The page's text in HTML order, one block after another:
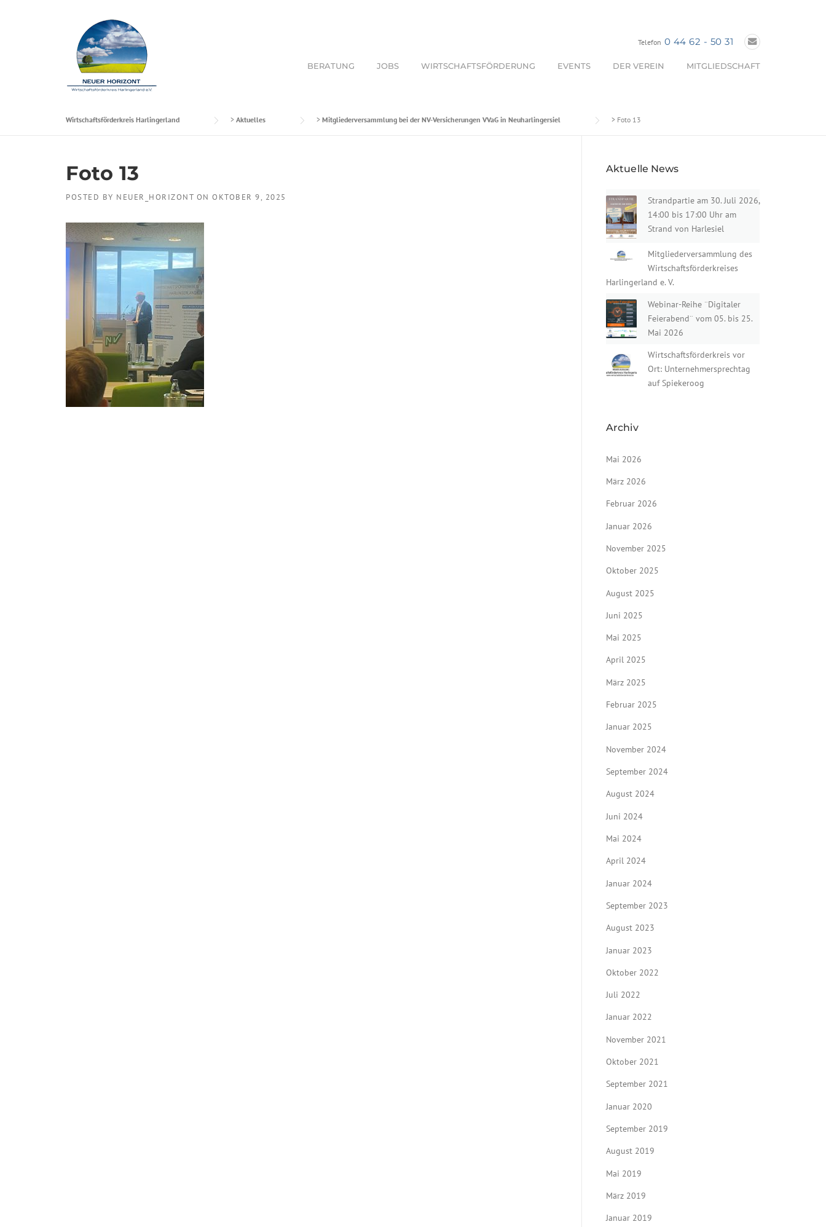
Telefon 0 44 62 - 50 31
BERATUNG JOBS WIRTSCHAFTSFÖRDERUNG EVENTS DER VEREIN MITGLIEDSCHAFT
Wirtschaftsförderkreis Harlingerland > Aktuelles > Mitgliederversammlung bei der NV-Versicherungen VVaG in Neuharlingersiel > Foto 13
Foto 13
POSTED BY NEUER_HORIZONT ON OKTOBER 9, 2025
Aktuelle News
Strandpartie am 30. Juli 2026,
14:00 bis 17:00 Uhr am
Strand von Harlesiel
Mitgliederversammlung des
Wirtschaftsförderkreises
Harlingerland e. V.
Webinar-Reihe ¨Digitaler
Feierabend¨ vom 05. bis 25.
Mai 2026
Wirtschaftsförderkreis vor
Ort: Unternehmersprechtag
auf Spiekeroog
Archiv
Mai 2026
März 2026
Februar 2026
Januar 2026
November 2025
Oktober 2025
August 2025
Juni 2025
Mai 2025
April 2025
März 2025
Februar 2025
Januar 2025
November 2024
September 2024
August 2024
Juni 2024
Mai 2024
April 2024
Januar 2024
September 2023
August 2023
Januar 2023
Oktober 2022
Juli 2022
Januar 2022
November 2021
Oktober 2021
September 2021
Januar 2020
September 2019
August 2019
Mai 2019
März 2019
Januar 2019